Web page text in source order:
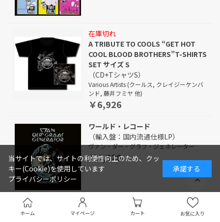
ホーム マイページ カート お気に入り
在庫切れ
A TRIBUTE TO COOLS “GET HOT
COOL BLOOD BROTHERS”T-SHIRTS
SET サイズ S
（CD+TシャツS）
Various Artists (クールス, クレイジーケンバ
ンド, 藤井フミヤ 他)
￥6,926
ワールド・レコード
（輸入盤：国内流通仕様LP）
ヴァン・ダー・グラフ・ジェネレーター
￥6,820
ホエン・アイ・ワズ・ヤング～MGMレ
コーディングス1967-1968
当サイトでは、サイトの利便性向上のため、クッ
キー(Cookie)を使用しています
プライバシーポリシー
承諾する